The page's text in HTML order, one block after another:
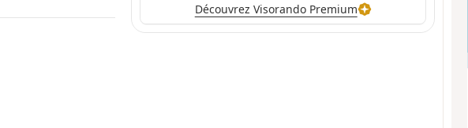
Découvrez Visorando Premium